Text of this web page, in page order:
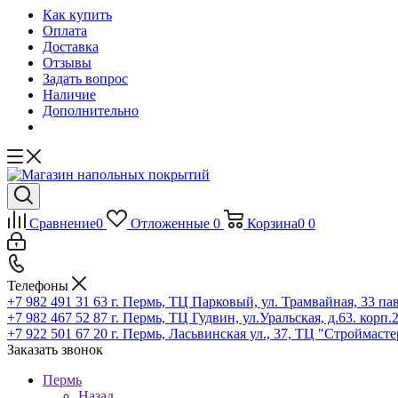
Как купить
Оплата
Доставка
Отзывы
Задать вопрос
Наличие
Дополнительно
Сравнение0 Отложенные 0 Корзина0 0
Телефоны
+7 982 491 31 63 г. Пермь, ТЦ Парковый, ул. Трамвайная, 33
+7 982 467 52 87 г. Пермь, ТЦ Гудвин, ул.Уральская, д.63. корп.2
+7 922 501 67 20 г. Пермь, Ласьвинская ул., 37, ТЦ
Заказать звонок
Пермь